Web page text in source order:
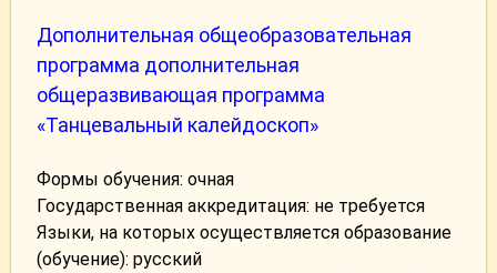
Дополнительная общеобразовательная
программа дополнительная
общеразвивающая программа
«Танцевальный калейдоскоп»
Формы обучения: очная
Государственная аккредитация: не требуется
Языки, на которых осуществляется образование
(обучение): русский